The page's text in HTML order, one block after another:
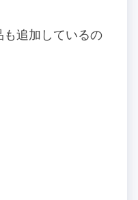
も追加しているの